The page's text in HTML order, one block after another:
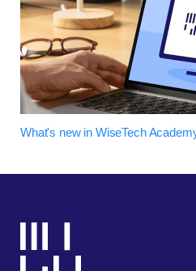
What's new in WiseTech